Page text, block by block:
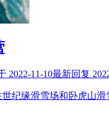
2022-11-10最新回复
纪缘滑雪场和卧虎山